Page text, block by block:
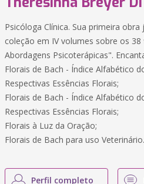
Psicóloga Clínica. Sua primeira
coleção em IV volumes sobre os
Abordagens Psicoterápicas".
Florais de Bach - Índice Alfabético
Respectivas Essências Florais;
Florais de Bach - Índice Alfabético
Respectivas Essências Florais;
Florais à Luz da Oração;
Florais de Bach para uso Veterinário.
Perfil completo